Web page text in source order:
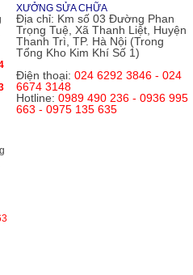
XƯỞNG SỬA CHỮA
Địa chỉ: Km số 03 Đường Phan
Trọng Tuệ, Xã Thanh Liệt, Huyện
Thanh Trì, TP. Hà Nội (Trong
Tổng Kho Kim Khí Số 1)
Điện thoại: 024 6292 3846 - 024
6674 3148
Hotline: 0989 490 236 - 0936 995
663 - 0975 135 635